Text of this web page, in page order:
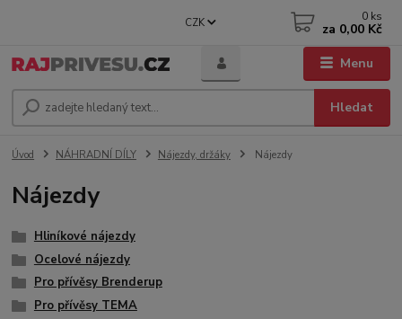
Menu
CZK
Hledat
0 ks
za 0,00 Kč
Úvod NÁHRADNÍ DÍLY Nájezdy, držáky Nájezdy
Nájezdy
Hliníkové nájezdy
Ocelové nájezdy
Pro přívěsy Brenderup
Pro přívěsy TEMA